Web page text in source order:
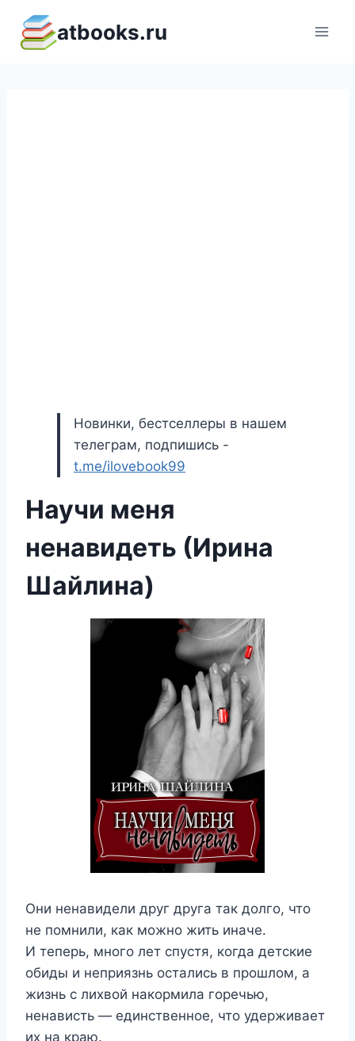
содержимому
atbooks.ru
Новинки, бестселлеры в нашем
телеграм, подпишись -
t.me/ilovebook99
Научи меня
ненавидеть (Ирина
Шайлина)
Они ненавидели друг друга так долго, что
не помнили, как можно жить иначе.
И теперь, много лет спустя, когда детские
обиды и неприязнь остались в прошлом, а
жизнь с лихвой накормила горечью,
ненависть — единственное, что удерживает
их на краю.